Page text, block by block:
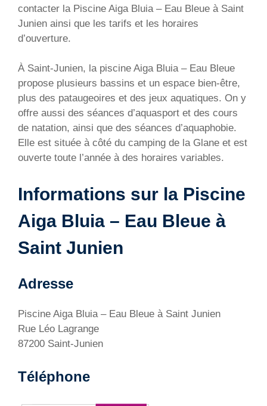
contacter la Piscine Aiga Bluia – Eau Bleue à Saint
Junien ainsi que les tarifs et les horaires
d’ouverture.
À Saint-Junien, la piscine Aiga Bluia – Eau Bleue
propose plusieurs bassins et un espace bien-être,
plus des pataugeoires et des jeux aquatiques. On y
offre aussi des séances d’aquasport et des cours
de natation, ainsi que des séances d’aquaphobie.
Elle est située à côté du camping de la Glane et est
ouverte toute l’année à des horaires variables.
Informations sur la Piscine
Aiga Bluia – Eau Bleue à
Saint Junien
Adresse
Piscine Aiga Bluia – Eau Bleue à Saint Junien
Rue Léo Lagrange
87200 Saint-Junien
Téléphone